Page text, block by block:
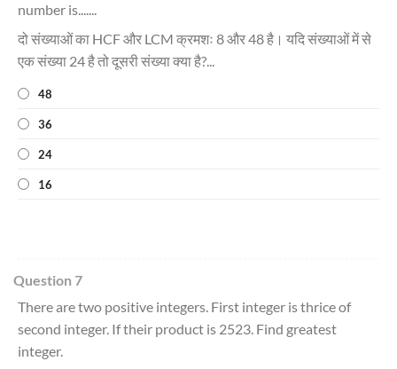
number is.......
दो संख्याओं का HCF और LCM क्रमशः 8 और 48 है। यदि संख्याओं में से
एक संख्या 24 है तो दूसरी संख्या क्या है?...
48
36
24
16
Question 7
There are two positive integers. First integer is thrice of
second integer. If their product is 2523. Find greatest
integer.